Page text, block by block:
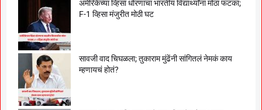
अमेरिकेच्या व्हिसा धोरणाचा भारतीय विद्यार्थ्यांना मोठा फटका;
F-1 व्हिसा मंजुरीत मोठी घट
सावजी वाद चिघळला; तुकाराम मुंढेंनी सांगितलं नेमकं काय
म्हणायचं होतं?